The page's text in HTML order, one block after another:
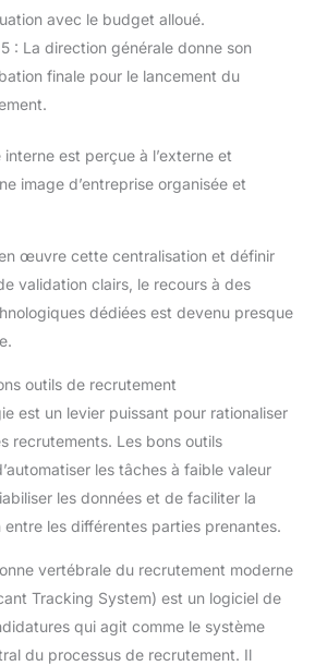
avec le budget alloué.
: La direction générale donne son
finale pour le lancement du
est perçue à l’externe et
image d’entreprise organisée et
œuvre cette centralisation et définir
validation clairs, le recours à des
dédiées est devenu presque
outils de recrutement
est un levier puissant pour rationaliser
recrutements. Les bons outils
les tâches à faible valeur
les données et de faciliter la
entre les différentes parties prenantes.
vertébrale du recrutement moderne
Tracking System) est un logiciel de
qui agit comme le système
du processus de recrutement. Il